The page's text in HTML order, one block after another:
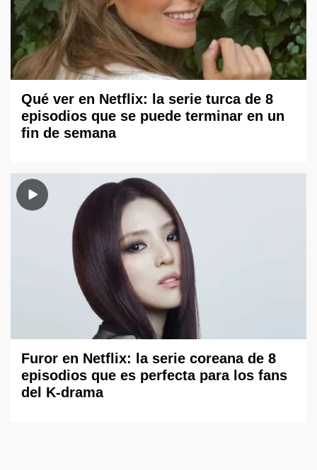
Qué ver en Netflix: la serie turca de 8
episodios que se puede terminar en un
fin de semana
Furor en Netflix: la serie coreana de 8
episodios que es perfecta para los fans
del K-drama